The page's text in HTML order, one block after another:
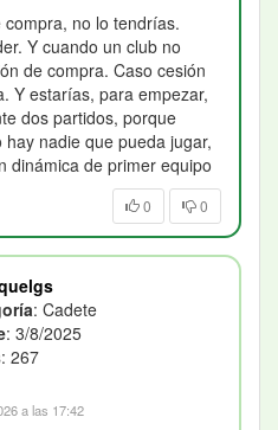
no lo tendrías.
Y cuando un club no
de compra. Caso cesión
Y estarías, para empezar,
dos partidos, porque
nadie que pueda jugar,
dinámica de primer equipo
0 0
: Cadete
: 3/8/2025
: 267
a las 17:42